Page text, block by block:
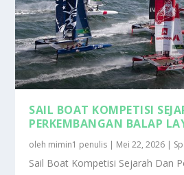
SAIL BOAT KOMPETISI
PERKEMBANGAN BALAP
oleh mimin1 penulis | Mei 22, 2026 |
Sail Boat Kompetisi Sejarah Dan